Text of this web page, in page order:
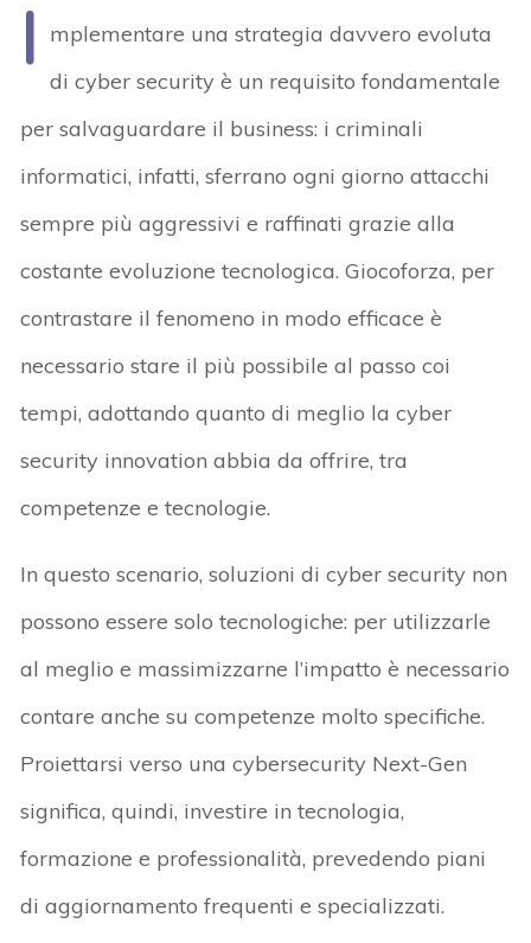
I
mplementare una strategia davvero evoluta
di cyber security è un requisito fondamentale
per salvaguardare il business: i criminali
informatici, infatti, sferrano ogni giorno attacchi
sempre più aggressivi e raffinati grazie alla
costante evoluzione tecnologica. Giocoforza, per
contrastare il fenomeno in modo efficace è
necessario stare il più possibile al passo coi
tempi, adottando quanto di meglio la cyber
security innovation abbia da offrire, tra
competenze e tecnologie.
In questo scenario, soluzioni di cyber security non
possono essere solo tecnologiche: per utilizzarle
al meglio e massimizzarne l’impatto è necessario
contare anche su competenze molto specifiche.
Proiettarsi verso una cybersecurity Next-Gen
significa, quindi, investire in tecnologia,
formazione e professionalità, prevedendo piani
di aggiornamento frequenti e specializzati.